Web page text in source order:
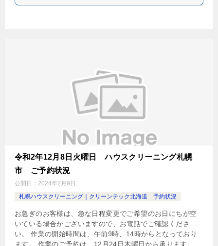
令和2年12月8日火曜日 ハウスクリーニング札幌
市 ご予約状況
公開日： 2024年2月9日
札幌ハウスクリーニング｜クリーンテック北海道 予約状況
お急ぎのお客様は、急な日程変更でご希望のお日にちが空
いている場合がございますので、お電話でご確認くださ
い。 作業の開始時間は、午前9時、14時からとなっており
ます。 作業のご予約は、12月24日木曜日から承ります。